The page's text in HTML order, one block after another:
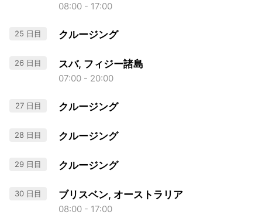
08:00 - 17:00
25 日目 クルージング
26 日目 スバ, フィジー諸島
07:00 - 20:00
27 日目 クルージング
28 日目 クルージング
29 日目 クルージング
30 日目 ブリスベン, オーストラリア
08:00 - 17:00